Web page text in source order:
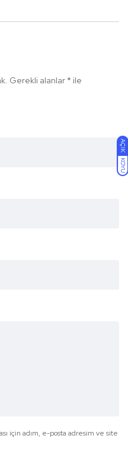
AÇIK
KOYU
Gerekli alanlar * ile
için adım, e-posta adresim ve site